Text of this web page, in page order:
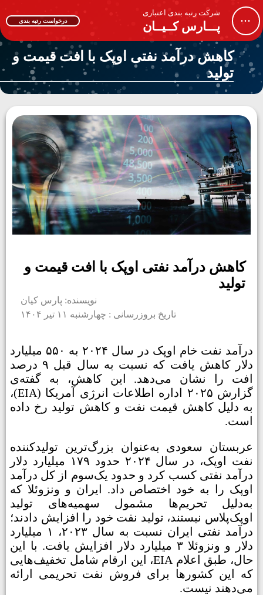
...
شرکت رتبه بندی اعتباری
پـــارس کــیــان درخواست رتبه بندی
کاهش درآمد نفتی اوپک با افت قیمت و
تولید
کاهش درآمد نفتی اوپک با افت قیمت و
تولید
نویسنده: پارس کیان
تاریخ بروزرسانی : چهارشنبه ۱۱ تیر ۱۴۰۴
درآمد نفت خام اوپک در سال ۲۰۲۴ به ۵۵۰ میلیارد
دلار کاهش یافت که نسبت به سال قبل ۹ درصد
افت را نشان می‌دهد. این کاهش، به گفته‌ی
گزارش ۲۰۲۵ اداره اطلاعات انرژی آمریکا (EIA)،
به دلیل کاهش قیمت نفت و کاهش تولید رخ داده
است.
عربستان سعودی به‌عنوان بزرگ‌ترین تولیدکننده
نفت اوپک، در سال ۲۰۲۴ حدود ۱۷۹ میلیارد دلار
درآمد نفتی کسب کرد و حدود یک‌سوم از کل درآمد
اوپک را به خود اختصاص داد. ایران و ونزوئلا که
به‌دلیل تحریم‌ها مشمول سهمیه‌های تولید
اوپک‌پلاس نیستند، تولید نفت خود را افزایش دادند؛
درآمد نفتی ایران نسبت به سال ۲۰۲۳، ۱ میلیارد
دلار و ونزوئلا ۳ میلیارد دلار افزایش یافت. با این
حال، طبق اعلام EIA، این ارقام شامل تخفیف‌هایی
که این کشورها برای فروش نفت تحریمی ارائه
می‌دهند نیست.